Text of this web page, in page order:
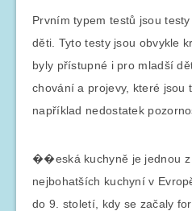
Prvním typem testů jsou
děti. Tyto testy jsou obvykle
byly přístupné i pro mladší
chování a projevy, které jsou
například nedostatek
��eská kuchyně je jednou z
nejbohatších kuchyní v
do 9. století, kdy se začaly